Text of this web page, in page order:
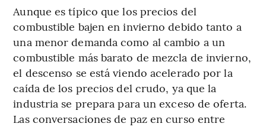
Aunque es típico que los precios del
combustible bajen en invierno debido tanto a
una menor demanda como al cambio a un
combustible más barato de mezcla de invierno,
el descenso se está viendo acelerado por la
caída de los precios del crudo, ya que la
industria se prepara para un exceso de oferta.
Las conversaciones de paz en curso entre